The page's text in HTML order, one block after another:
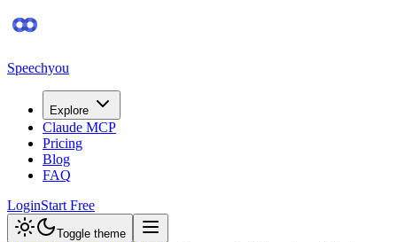
Speechyou
Explore
Claude MCP
Pricing
Blog
FAQ
LoginStart Free
Toggle theme